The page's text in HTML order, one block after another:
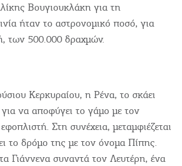
Βουγιουκλάκη για τη
ήταν το αστρονομικό ποσό, για
των 500.000 δραχμών.
Κερκυραίου, η Ρένα, το σκάει
να αποφύγει το γάμο με τον
Στη συνέχεια, μεταμφιέζεται
το δρόμο της με τον όνομα Πίπης.
Γιάννενα συναντά τον Λευτέρη, ένα